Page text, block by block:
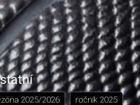
2025/2026 ročník 2025